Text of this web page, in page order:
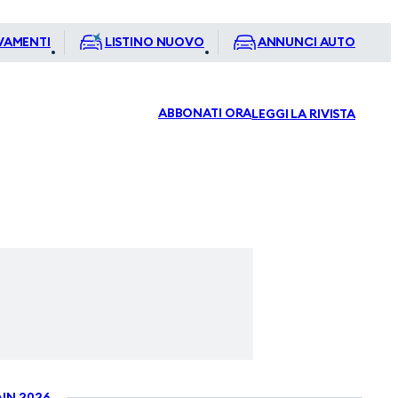
LISTINO NUOVO ANNUNCI AUTO
ABBONATI ORALEGGI LA RIVISTA